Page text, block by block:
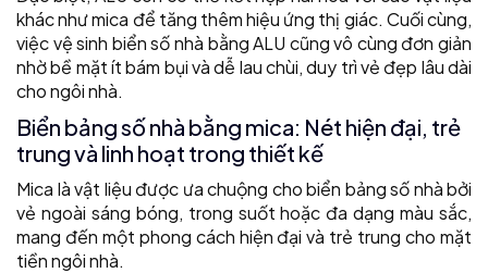
khác như mica để tăng thêm hiệu ứng thị giác. Cuối cùng,
việc vệ sinh biển số nhà bằng ALU cũng vô cùng đơn giản
nhờ bề mặt ít bám bụi và dễ lau chùi, duy trì vẻ đẹp lâu dài
cho ngôi nhà.
Biển bảng số nhà bằng mica: Nét hiện đại, trẻ
trung và linh hoạt trong thiết kế
Mica là vật liệu được ưa chuộng cho biển bảng số nhà bởi
vẻ ngoài sáng bóng, trong suốt hoặc đa dạng màu sắc,
mang đến một phong cách hiện đại và trẻ trung cho mặt
tiền ngôi nhà.